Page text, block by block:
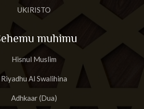
UKIRISTO
muhimu
Hisnul Muslim
Riyadhu Al Swalihina
Adhkaar (Dua)